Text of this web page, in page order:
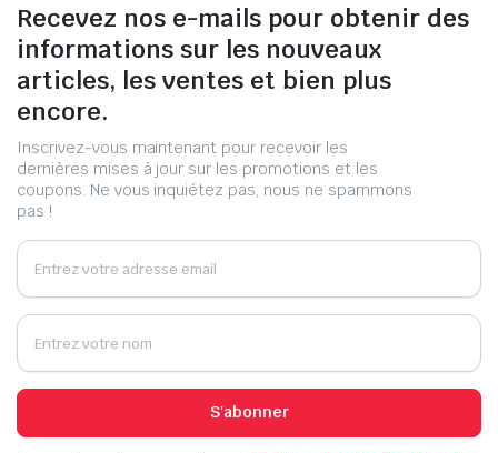
Recevez nos e-mails pour obtenir des
informations sur les nouveaux
articles, les ventes et bien plus
encore.
Inscrivez-vous maintenant pour recevoir les
dernières mises à jour sur les promotions et les
coupons. Ne vous inquiétez pas, nous ne spammons
pas !
S'abonner